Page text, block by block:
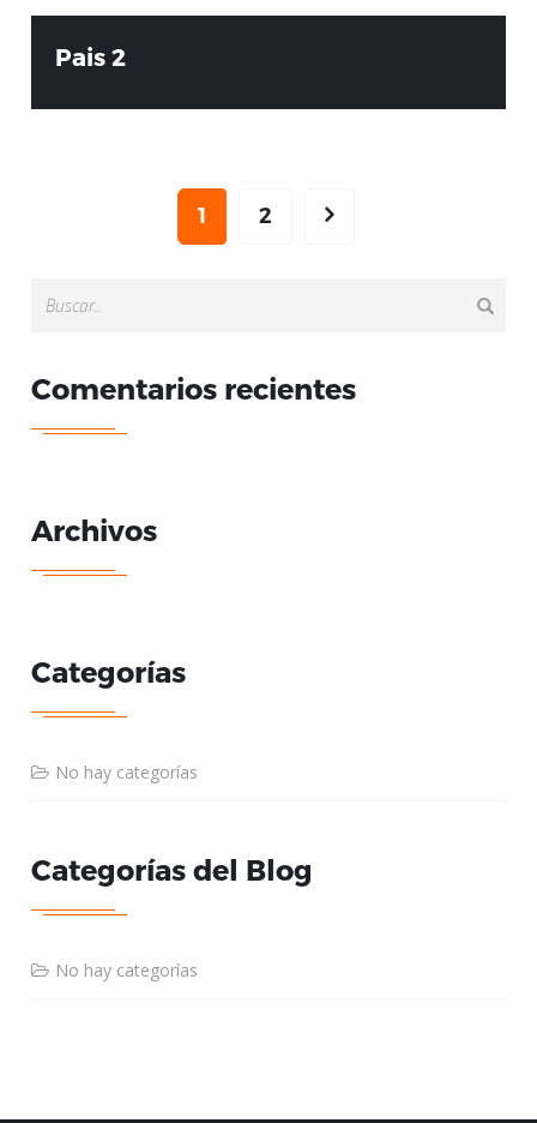
Pais 2
1 2
Comentarios recientes
Archivos
Categorías
No hay categorías
Categorías del Blog
No hay categorías